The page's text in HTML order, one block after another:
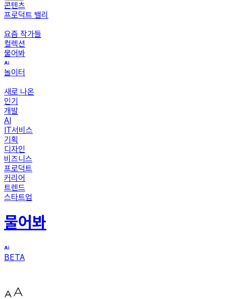
콘텐츠
프로덕트 밸리
요즘 작가들
컬렉션
물어봐
놀이터
새로 나온
인기
개발
AI
IT서비스
기획
디자인
비즈니스
프로덕트
커리어
트렌드
스타트업
물어봐
BETA